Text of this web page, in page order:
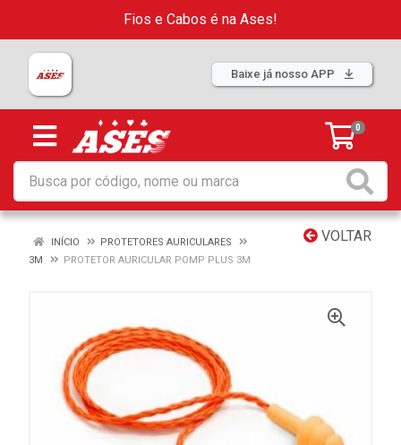
Fios e Cabos é na Ases!
Baixe já nosso APP
0
VOLTAR
INÍCIO
PROTETORES AURICULARES
3M
PROTETOR AURICULAR POMP PLUS 3M